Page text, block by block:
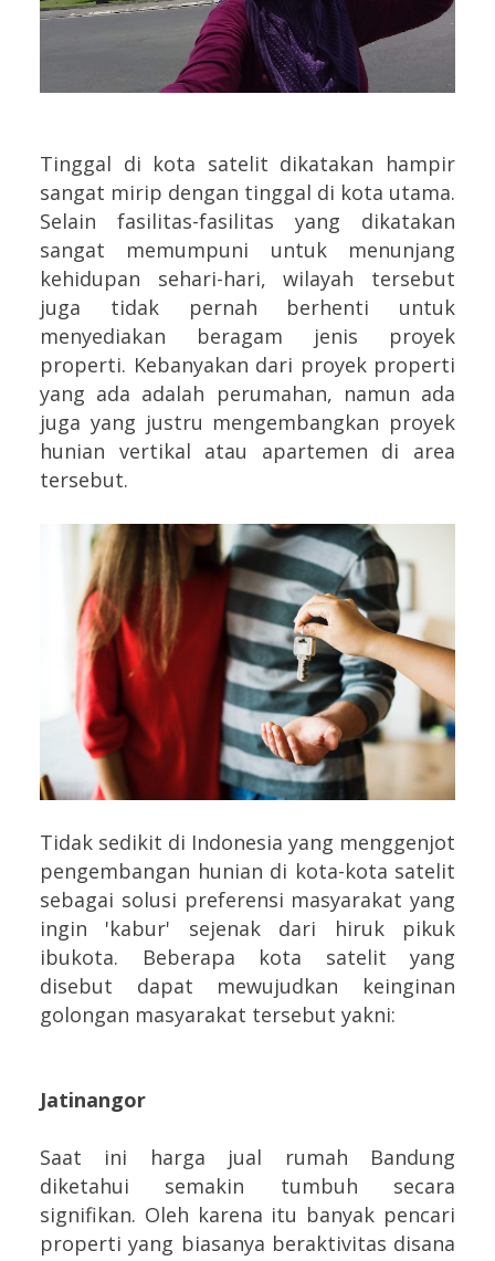
Tinggal di kota satelit dikatakan hampir
sangat mirip dengan tinggal di kota utama.
Selain fasilitas-fasilitas yang dikatakan
sangat memumpuni untuk menunjang
kehidupan sehari-hari, wilayah tersebut
juga tidak pernah berhenti untuk
menyediakan beragam jenis proyek
properti. Kebanyakan dari proyek properti
yang ada adalah perumahan, namun ada
juga yang justru mengembangkan proyek
hunian vertikal atau apartemen di area
tersebut.
Tidak sedikit di Indonesia yang menggenjot
pengembangan hunian di kota-kota satelit
sebagai solusi preferensi masyarakat yang
ingin 'kabur' sejenak dari hiruk pikuk
ibukota. Beberapa kota satelit yang
disebut dapat mewujudkan keinginan
golongan masyarakat tersebut yakni:
Jatinangor
Saat ini harga jual rumah Bandung
diketahui semakin tumbuh secara
signifikan. Oleh karena itu banyak pencari
properti yang biasanya beraktivitas disana